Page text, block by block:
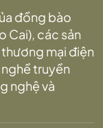
đồng bào
Cai), các sản
mại điện
truyền
nghệ và